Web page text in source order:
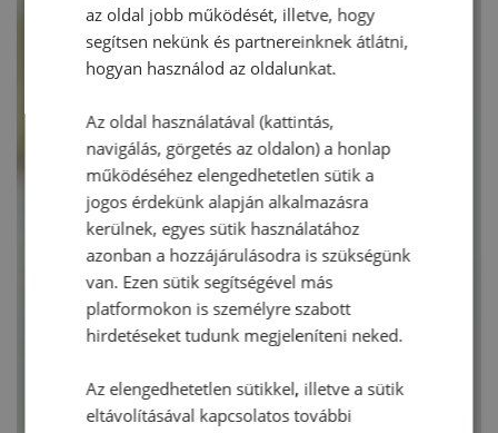
az oldal jobb működését, illetve, hogy
segítsen nekünk és partnereinknek átlátni,
hogyan használod az oldalunkat.
Az oldal használatával (kattintás,
navigálás, görgetés az oldalon) a honlap
működéséhez elengedhetetlen sütik a
jogos érdekünk alapján alkalmazásra
kerülnek, egyes sütik használatához
azonban a hozzájárulásodra is szükségünk
van. Ezen sütik segítségével más
platformokon is személyre szabott
hirdetéseket tudunk megjeleníteni neked.
Az elengedhetetlen sütikkel, illetve a sütik
eltávolításával kapcsolatos további